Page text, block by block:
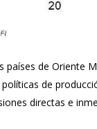
países de Oriente
de
directas e